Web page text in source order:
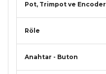
Pot, Trimpot ve Encoder
Röle
Anahtar - Buton